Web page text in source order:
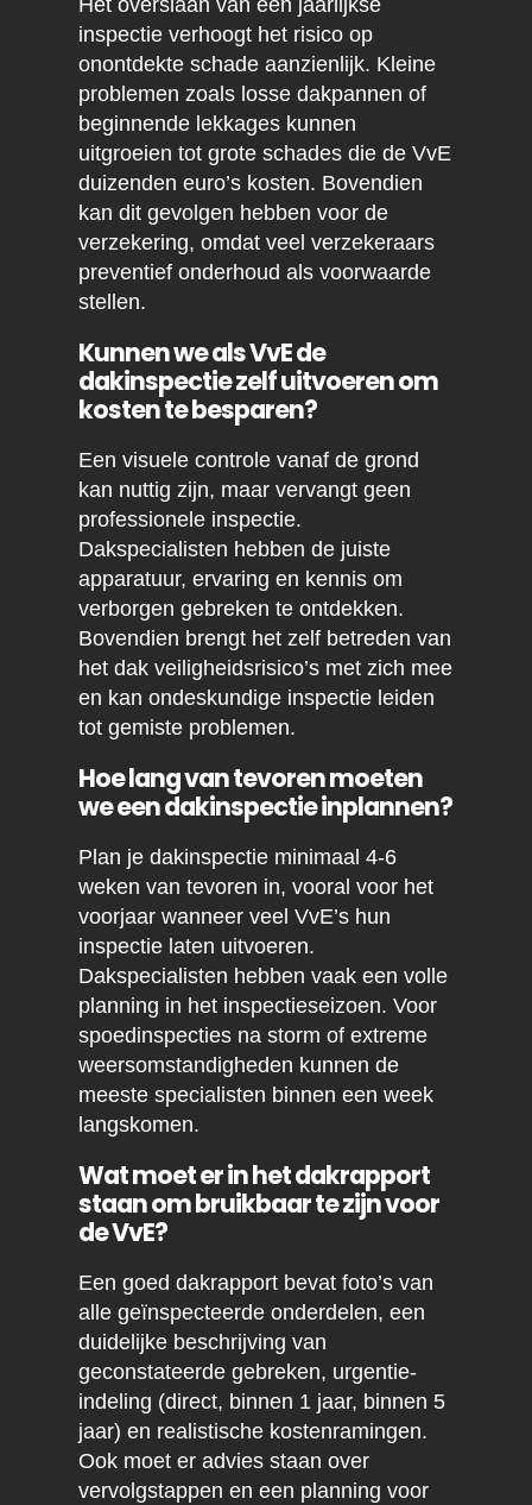
Het overslaan van een jaarlijkse
inspectie verhoogt het risico op
onontdekte schade aanzienlijk. Kleine
problemen zoals losse dakpannen of
beginnende lekkages kunnen
uitgroeien tot grote schades die de VvE
duizenden euro’s kosten. Bovendien
kan dit gevolgen hebben voor de
verzekering, omdat veel verzekeraars
preventief onderhoud als voorwaarde
stellen.
Kunnen we als VvE de
dakinspectie zelf uitvoeren om
kosten te besparen?
Een visuele controle vanaf de grond
kan nuttig zijn, maar vervangt geen
professionele inspectie.
Dakspecialisten hebben de juiste
apparatuur, ervaring en kennis om
verborgen gebreken te ontdekken.
Bovendien brengt het zelf betreden van
het dak veiligheidsrisico’s met zich mee
en kan ondeskundige inspectie leiden
tot gemiste problemen.
Hoe lang van tevoren moeten
we een dakinspectie inplannen?
Plan je dakinspectie minimaal 4-6
weken van tevoren in, vooral voor het
voorjaar wanneer veel VvE’s hun
inspectie laten uitvoeren.
Dakspecialisten hebben vaak een volle
planning in het inspectieseizoen. Voor
spoedinspecties na storm of extreme
weersomstandigheden kunnen de
meeste specialisten binnen een week
langskomen.
Wat moet er in het dakrapport
staan om bruikbaar te zijn voor
de VvE?
Een goed dakrapport bevat foto’s van
alle geïnspecteerde onderdelen, een
duidelijke beschrijving van
geconstateerde gebreken, urgentie-
indeling (direct, binnen 1 jaar, binnen 5
jaar) en realistische kostenramingen.
Ook moet er advies staan over
vervolgstappen en een planning voor